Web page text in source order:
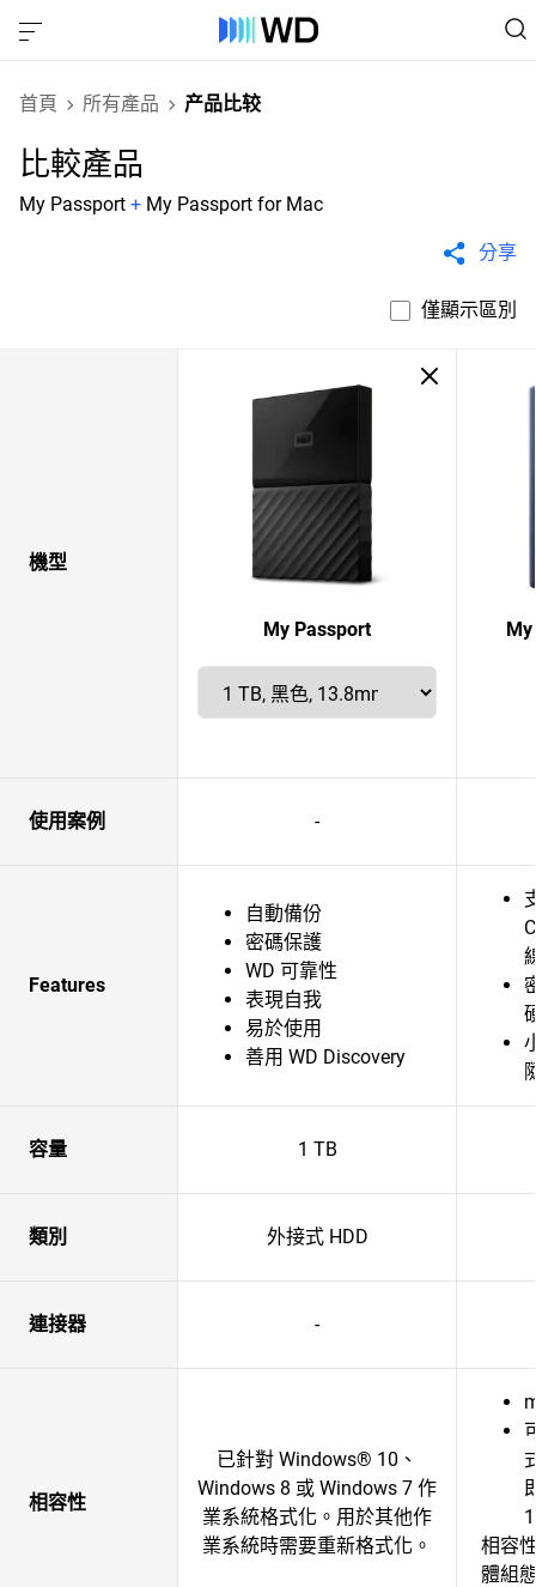
首頁 所有產品 产品比较
比較產品
My Passport + My Passport for Mac
分享
僅顯示區別
機型
My Passport
使用案例 -
Features
自動備份
密碼保護
WD 可靠性
表現自我
易於使用
善用 WD Discovery
容量 1 TB
類別 外接式 HDD
連接器 -
相容性
已針對 Windows® 10、
Windows 8 或 Windows 7 作
業系統格式化。用於其他作
業系統時需要重新格式化。
相容
體組